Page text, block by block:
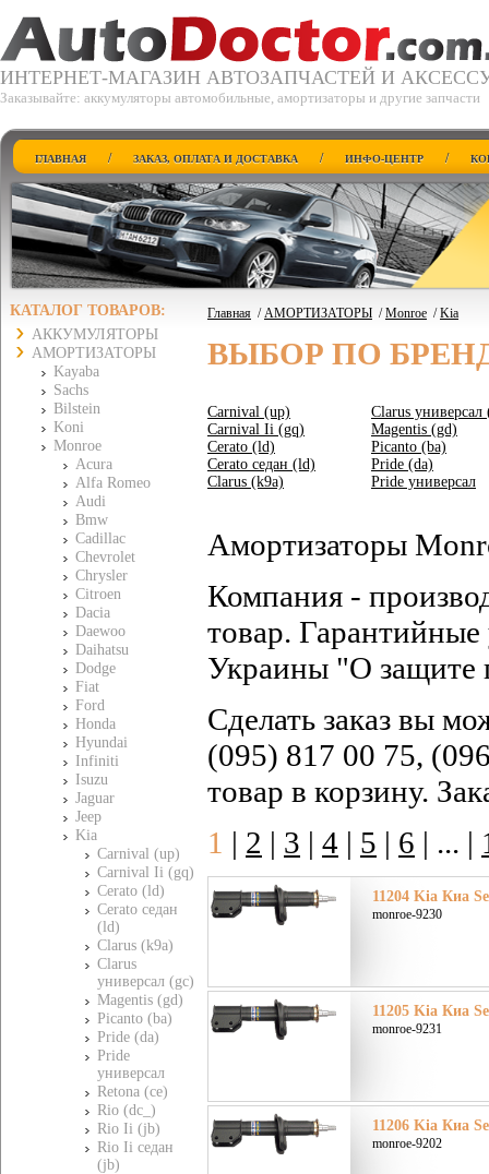
ИНТЕРНЕТ-МАГАЗИН АВТОЗАПЧАСТЕЙ И
Заказывайте: аккумуляторы автомобильные, амортизаторы и другие запчасти
ГЛАВНАЯ / ЗАКАЗ, ОПЛАТА И ДОСТАВКА / ИНФО-ЦЕНТР /
КАТАЛОГ ТОВАРОВ:
АККУМУЛЯТОРЫ
АМОРТИЗАТОРЫ
Kayaba
Sachs
Bilstein
Koni
Monroe
Acura
Alfa Romeo
Audi
Bmw
Cadillac
Chevrolet
Chrysler
Citroen
Dacia
Daewoo
Daihatsu
Dodge
Fiat
Ford
Honda
Hyundai
Infiniti
Isuzu
Jaguar
Jeep
Kia
Carnival (up)
Carnival Ii (gq)
Cerato (ld)
Cerato седан
(ld)
Clarus (k9a)
Clarus
универсал (gc)
Magentis (gd)
Picanto (ba)
Pride (da)
Pride
универсал
Retona (ce)
Rio (dc_)
Rio Ii (jb)
Rio Ii седан
(jb)
Главная /АМОРТИЗАТОРЫ /Monroe /Kia
ВЫБОР ПО
Carnival (up)
Carnival Ii (gq)
Cerato (ld)
Cerato седан (ld)
Clarus (k9a)
Clarus универсал
Magentis (gd)
Picanto (ba)
Pride (da)
Pride универсал
Амортизаторы
Компания -
товар. Гарантийные
Украины "О защите
Сделать заказ вы
(095) 817 00 75,
товар в корзину.
1 | 2 | 3 | 4 | 5 | 6 | ... |
11204 Kia Киа
monroe-9230
11205 Kia Киа
monroe-9231
11206 Kia Киа
monroe-9202